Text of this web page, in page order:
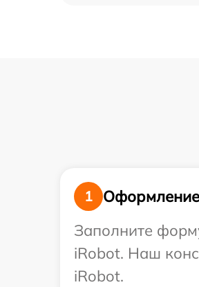
1
Заполните
iRobot. Наш
iRobot.